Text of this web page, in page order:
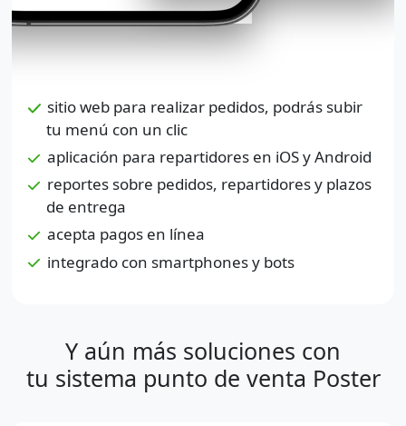
sitio web para realizar pedidos, podrás subir
tu menú con un clic
aplicación para repartidores en iOS y Android
reportes sobre pedidos, repartidores y plazos
de entrega
acepta pagos en línea
integrado con smartphones y bots
Y aún más soluciones con
tu sistema punto de venta Poster